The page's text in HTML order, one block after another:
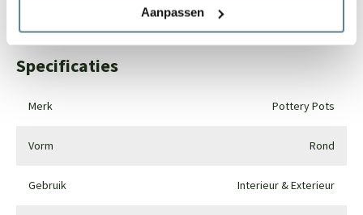
Aanpassen
Specificaties
Merk Pottery Pots
Vorm Rond
Gebruik Interieur & Exterieur